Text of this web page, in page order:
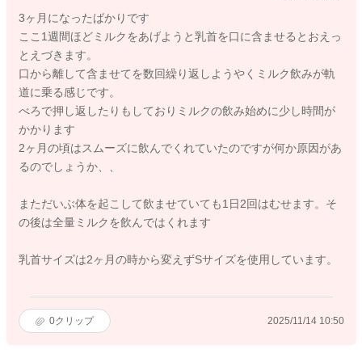
3ヶ月になったばかりです
ここ1週間ほどミルクをあげようと乳首を口に含ませるとおえっ
とえづきます。
口から離して含ませてを数回繰り返しようやくミルク飲みが軌
道に乗る感じです。
べろで押し返したりもしておりミルクの飲み始めに少し時間が
かかります
2ヶ月の頃はスムーズに飲んでくれていたのですが何か原因があ
るのでしょうか、、
まただいぶ体を起こして飲ませていても1日2回はむせます。そ
の後は全量ミルクを飲んではくれます
乳首サイズは2ヶ月の時から変えずSサイズを使用しています。
0クリップ 2025/11/14 10:50